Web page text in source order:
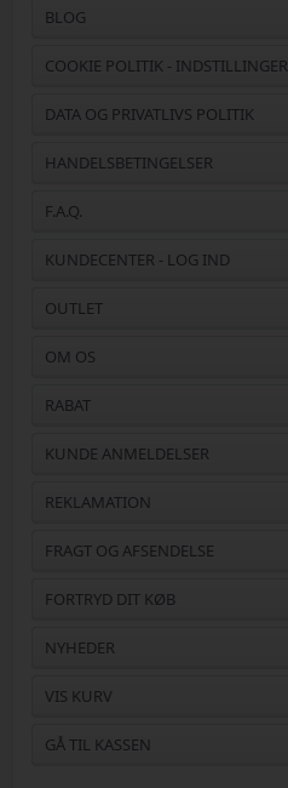
BLOG
COOKIE POLITIK - INDSTILLINGER
DATA OG PRIVATLIVS POLITIK
HANDELSBETINGELSER
F.A.Q.
KUNDECENTER - LOG IND
OUTLET
OM OS
RABAT
KUNDE ANMELDELSER
REKLAMATION
FRAGT OG AFSENDELSE
FORTRYD DIT KØB
NYHEDER
VIS KURV
GÅ TIL KASSEN